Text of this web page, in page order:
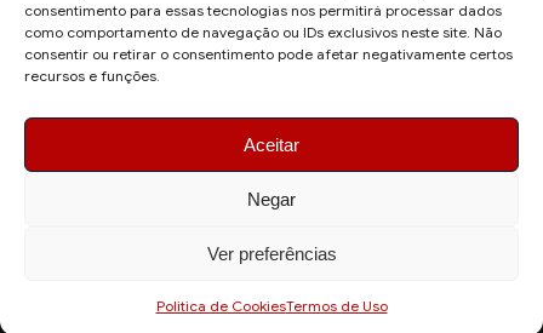
consentimento para essas tecnologias nos permitirá processar dados
como comportamento de navegação ou IDs exclusivos neste site. Não
consentir ou retirar o consentimento pode afetar negativamente certos
recursos e funções.
Aceitar
Negar
Ver preferências
Politica de CookiesTermos de Uso
Sugestões de Pauta:
ronaldo.valentim150@gmail.com
© 2026 AquiAgora - Todos os direitos reservados.